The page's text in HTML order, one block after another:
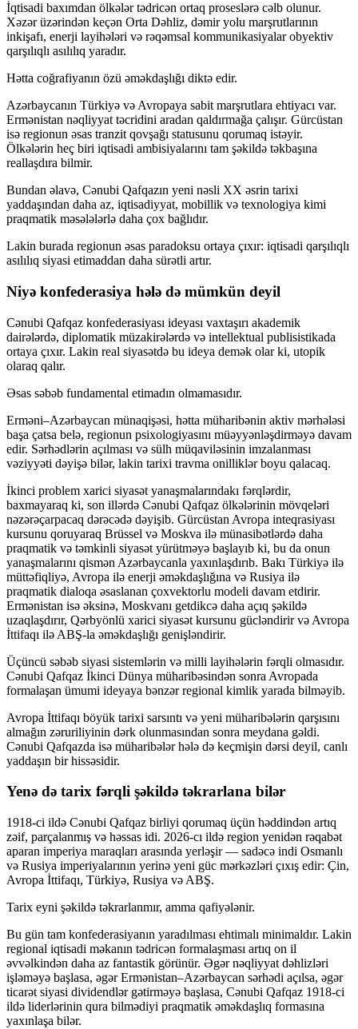
İqtisadi baxımdan ölkələr tədricən ortaq proseslərə cəlb olunur.
Xəzər üzərindən keçən Orta Dəhliz, dəmir yolu marşrutlarının
inkişafı, enerji layihələri və rəqəmsal kommunikasiyalar obyektiv
qarşılıqlı asılılıq yaradır.
Hətta coğrafiyanın özü əməkdaşlığı diktə edir.
Azərbaycanın Türkiyə və Avropaya sabit marşrutlara ehtiyacı var.
Ermənistan nəqliyyat təcridini aradan qaldırmağa çalışır. Gürcüstan
isə regionun əsas tranzit qovşağı statusunu qorumaq istəyir.
Ölkələrin heç biri iqtisadi ambisiyalarını tam şəkildə təkbaşına
reallaşdıra bilmir.
Bundan əlavə, Cənubi Qafqazın yeni nəsli XX əsrin tarixi
yaddaşından daha az, iqtisadiyyat, mobillik və texnologiya kimi
praqmatik məsələlərlə daha çox bağlıdır.
Lakin burada regionun əsas paradoksu ortaya çıxır: iqtisadi qarşılıqlı
asılılıq siyasi etimaddan daha sürətli artır.
Niyə konfederasiya hələ də mümkün deyil
Cənubi Qafqaz konfederasiyası ideyası vaxtaşırı akademik
dairələrdə, diplomatik müzakirələrdə və intellektual publisistikada
ortaya çıxır. Lakin real siyasətdə bu ideya demək olar ki, utopik
olaraq qalır.
Əsas səbəb fundamental etimadın olmamasıdır.
Erməni–Azərbaycan münaqişəsi, hətta müharibənin aktiv mərhələsi
başa çatsa belə, regionun psixologiyasını müəyyənləşdirməyə davam
edir. Sərhədlərin açılması və sülh müqaviləsinin imzalanması
vəziyyəti dəyişə bilər, lakin tarixi travma onilliklər boyu qalacaq.
İkinci problem xarici siyasət yanaşmalarındakı fərqlərdir,
baxmayaraq ki, son illərdə Cənubi Qafqaz ölkələrinin mövqeləri
nəzərəçarpacaq dərəcədə dəyişib. Gürcüstan Avropa inteqrasiyası
kursunu qoruyaraq Brüssel və Moskva ilə münasibətlərdə daha
praqmatik və təmkinli siyasət yürütməyə başlayıb ki, bu da onun
yanaşmalarını qismən Azərbaycanla yaxınlaşdırıb. Bakı Türkiyə ilə
müttəfiqliyə, Avropa ilə enerji əməkdaşlığına və Rusiya ilə
praqmatik dialoqa əsaslanan çoxvektorlu modeli davam etdirir.
Ermənistan isə əksinə, Moskvanı getdikcə daha açıq şəkildə
uzaqlaşdırır, Qərbyönlü xarici siyasət kursunu gücləndirir və Avropa
İttifaqı ilə ABŞ-la əməkdaşlığı genişləndirir.
Üçüncü səbəb siyasi sistemlərin və milli layihələrin fərqli olmasıdır.
Cənubi Qafqaz İkinci Dünya müharibəsindən sonra Avropada
formalaşan ümumi ideyaya bənzər regional kimlik yarada bilməyib.
Avropa İttifaqı böyük tarixi sarsıntı və yeni müharibələrin qarşısını
almağın zəruriliyinin dərk olunmasından sonra meydana gəldi.
Cənubi Qafqazda isə müharibələr hələ də keçmişin dərsi deyil, canlı
yaddaşın bir hissəsidir.
Yenə də tarix fərqli şəkildə təkrarlana bilər
1918-ci ildə Cənubi Qafqaz birliyi qorumaq üçün həddindən artıq
zəif, parçalanmış və həssas idi. 2026-cı ildə region yenidən rəqabət
aparan imperiya maraqları arasında yerləşir — sadəcə indi Osmanlı
və Rusiya imperiyalarının yerinə yeni güc mərkəzləri çıxış edir: Çin,
Avropa İttifaqı, Türkiyə, Rusiya və ABŞ.
Tarix eyni şəkildə təkrarlanmır, amma qafiyələnir.
Bu gün tam konfederasiyanın yaradılması ehtimalı minimaldır. Lakin
regional iqtisadi məkanın tədricən formalaşması artıq on il
əvvəlkindən daha az fantastik görünür. Əgər nəqliyyat dəhlizləri
işləməyə başlasa, əgər Ermənistan–Azərbaycan sərhədi açılsa, əgər
ticarət siyasi dividendlər gətirməyə başlasa, Cənubi Qafqaz 1918-ci
ildə liderlərinin qura bilmədiyi praqmatik əməkdaşlıq formasına
yaxınlaşa bilər.